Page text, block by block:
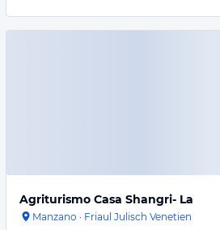
Agriturismo Casa Shangri- La
Manzano · Friaul Julisch Venetien